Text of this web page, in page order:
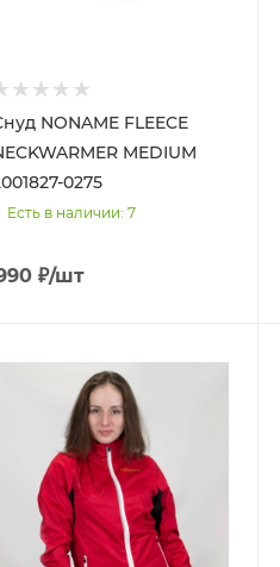
NONAME FLEECE
MEDIUM
0275
Есть в наличии: 7
₽/шт